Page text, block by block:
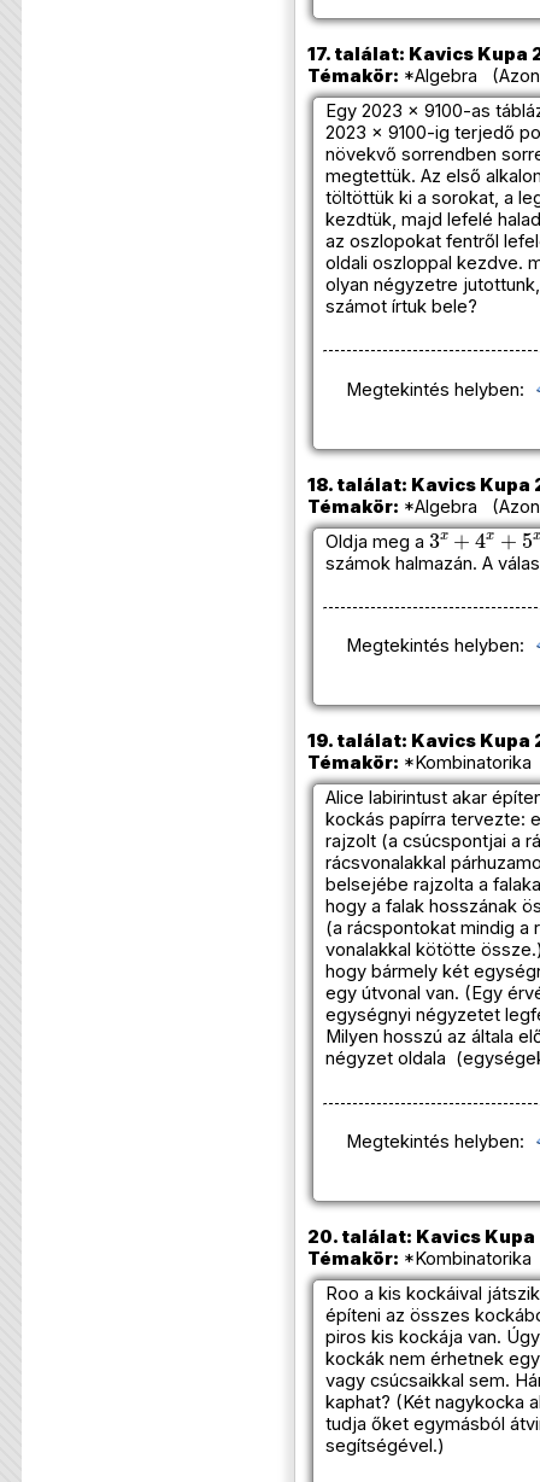
17. találat: Kavics Kupa
Témakör: *Algebra
Egy 2023 × 9100-as
2023 x 9100-ig terjedő
növekvő sorrendben
megtettük. Az első
töltöttük ki a sorokat, a
kezdtük, majd lefelé
az oszlopokat fentről
oldali oszloppal kezdve.
olyan négyzetre
számot írtuk bele?
Megtekintés helyben:
18. találat: Kavics Kupa
Témakör: *Algebra
Oldja meg a
3x+4x+5x
számok halmazán. A
Megtekintés helyben:
19. találat: Kavics Kupa
Témakör: *Kombinatorika
Alice labirintust akar
kockás papírra tervezte:
rajzolt (a csúcspontjai a
rácsvonalakkal
belsejébe rajzolta a
hogy a falak hosszának
(a rácspontokat mindig a
vonalakkal kötötte
hogy bármely két
egy útvonal van. (Egy
egységnyi négyzetet
Milyen hosszú az általa
négyzet oldala
Megtekintés helyben:
20. találat: Kavics
Témakör: *Kombinatorika
Roo a kis kockáival
építeni az összes
piros kis kockája van.
kockák nem érhetnek
vagy csúcsaikkal sem.
kaphat? (Két nagykocka
tudja őket egymásból
segítségével.)